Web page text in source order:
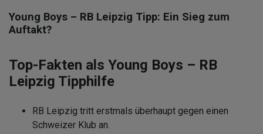
Young Boys – RB Leipzig Tipp: Ein Sieg zum
Auftakt?
Top-Fakten als Young Boys – RB
Leipzig Tipphilfe
RB Leipzig tritt erstmals überhaupt gegen einen
Schweizer Klub an.